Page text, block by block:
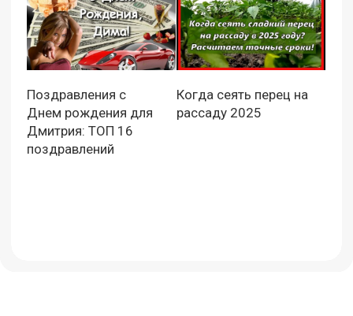
Поздравления с
Днем рождения для
Дмитрия: ТОП 16
поздравлений
Когда сеять перец на
рассаду 2025